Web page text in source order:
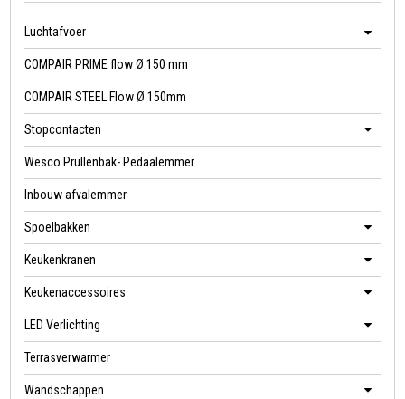
Luchtafvoer
COMPAIR PRIME flow Ø 150 mm
COMPAIR STEEL Flow Ø 150mm
Stopcontacten
Wesco Prullenbak- Pedaalemmer
Inbouw afvalemmer
Spoelbakken
Keukenkranen
Keukenaccessoires
LED Verlichting
Terrasverwarmer
Wandschappen